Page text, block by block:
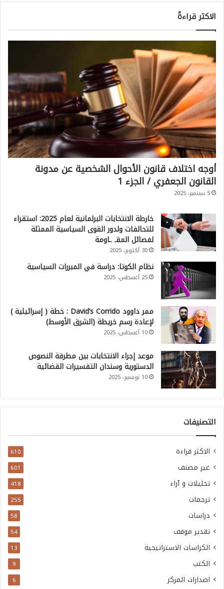
الاكثر قراءةً
أوجه اختلاف قانون الأحوال الشخصية عن مدونة
القانون الجعفري / الجزء 1
5 سبتمبر، 2025
خارطة الانتخابات البرلمانية لعام 2025: استقراء
للتحالفات ولدور القوى السياسية الممثلة
لفصائل المقـ ـاومة
30 أكتوبر، 2025
نظام الكوتا: دراسة في المبررات السياسية
25 أغسطس، 2025
ممر داوود David’s Corrido : خطة ( إسرائيلية )
لإعادة رسم خريطة (الشرق الأوسط)
10 أغسطس، 2025
موعد إجراء الانتخابات بين مطرقة النصوص
الدستورية وسندان التفسيرات القضائية
10 نوفمبر، 2025
التصنيفات
الاكثر قراءة 610
غير مصنف 601
تحليلات و آراء 418
ترجمات 255
دراسات 58
تقدير موقف 54
الكراسات الاستراتيجية 13
الكتب 9
اصدارات المركز 6